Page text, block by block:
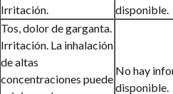
Irritación.
disponible.
Tos, dolor de garganta.
Irritación. La inhalación
de altas
concentraciones puede
No hay
disponible.